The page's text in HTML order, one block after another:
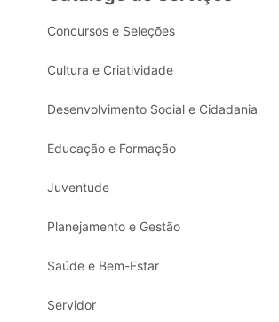
Concursos e Seleções
Cultura e Criatividade
Desenvolvimento Social e Cidadania
Educação e Formação
Juventude
Planejamento e Gestão
Saúde e Bem-Estar
Servidor